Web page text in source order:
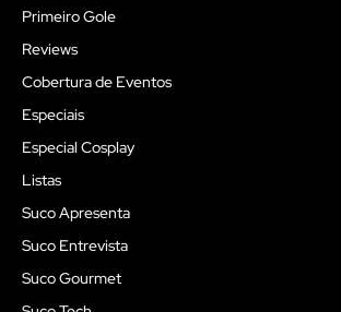
Primeiro Gole
Reviews
Cobertura de Eventos
Especiais
Especial Cosplay
Listas
Suco Apresenta
Suco Entrevista
Suco Gourmet